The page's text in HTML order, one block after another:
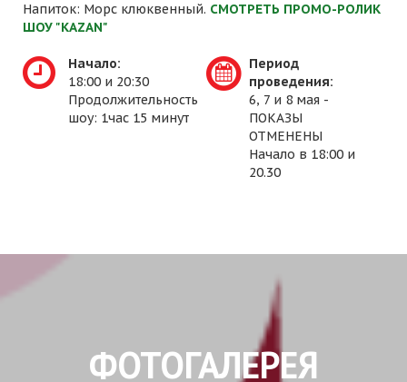
Напиток: Морс клюквенный. СМОТРЕТЬ ПРОМО-РОЛИК
ШОУ "KAZAN"
Начало:
18:00 и 20:30
Продолжительность
шоу: 1час 15 минут
Период
проведения:
6, 7 и 8 мая -
ПОКАЗЫ
ОТМЕНЕНЫ
Начало в 18:00 и
20.30
ФОТОГАЛЕРЕЯ